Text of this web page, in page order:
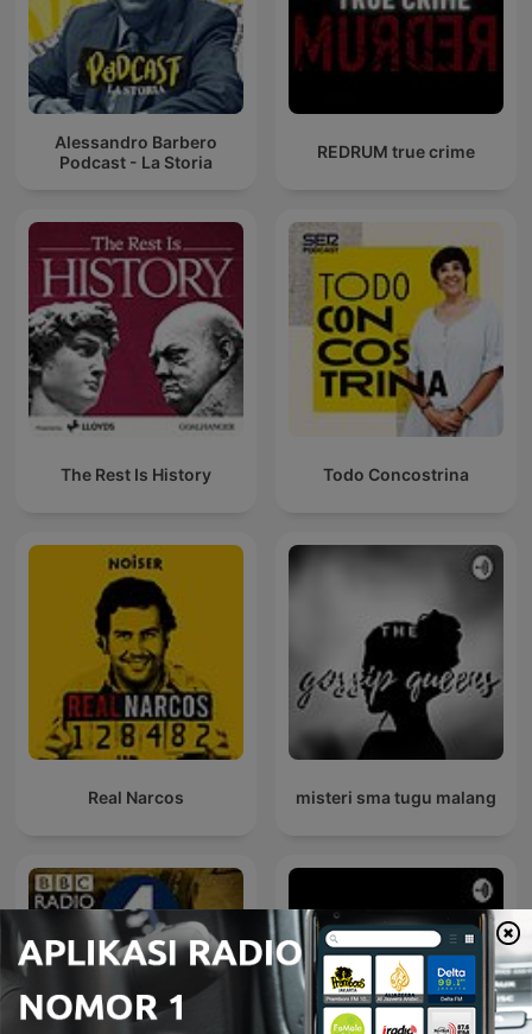
Alessandro Barbero
Podcast - La Storia
REDRUM true crime
The Rest Is History Todo Concostrina
Real Narcos misteri sma tugu malang